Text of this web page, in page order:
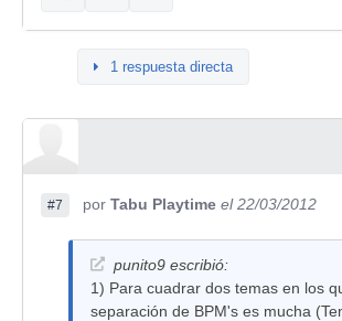
1 respuesta directa
#7 por Tabu Playtime el 22/03/2012
punito9 escribió:
1) Para cuadrar dos temas en los
separación de BPM's es mucha